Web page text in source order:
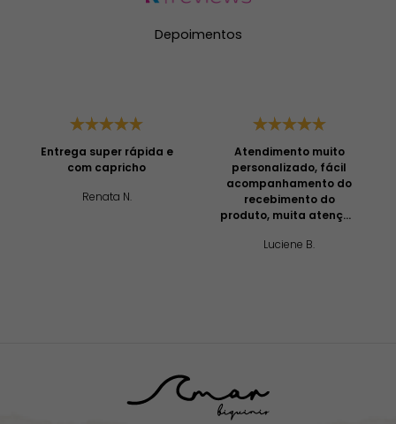
Depoimentos
Entrega super rápida e
com capricho
Renata N.
Atendimento muito
personalizado, fácil
acompanhamento do
recebimento do
produto, muita atenção
Luciene B.